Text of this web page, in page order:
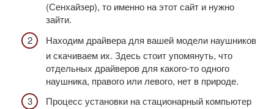
(Сенхайзер), то именно на этот сайт и нужно
зайти.
Находим драйвера для вашей модели наушников
и скачиваем их. Здесь стоит упомянуть, что
отдельных драйверов для какого-то одного
наушника, правого или левого, нет в природе.
Процесс установки на стационарный компьютер